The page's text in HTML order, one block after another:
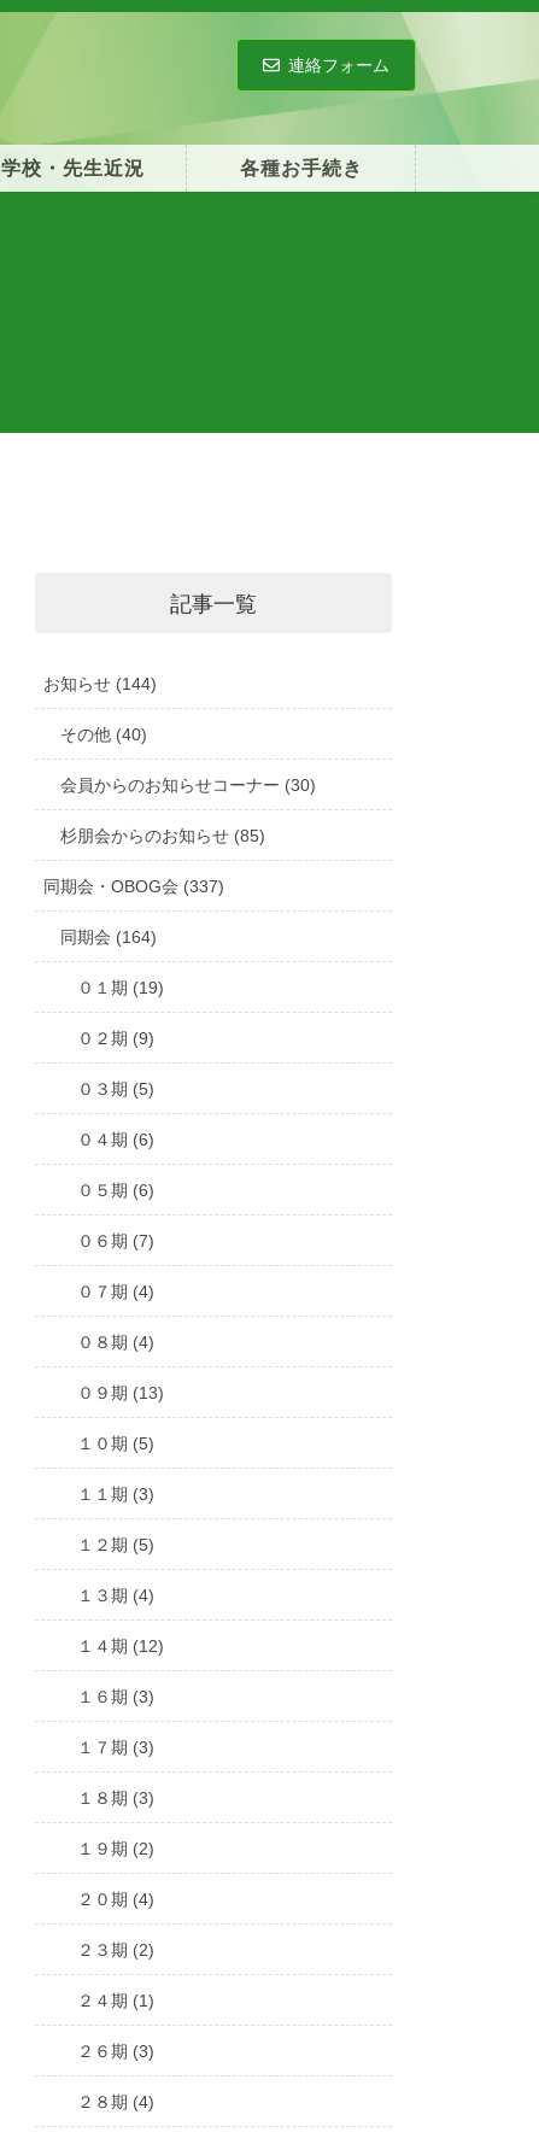
連絡フォーム
学校・先生近況 各種お手続き
記事一覧
お知らせ (144)
その他 (40)
会員からのお知らせコーナー (30)
杉朋会からのお知らせ (85)
同期会・OBOG会 (337)
同期会 (164)
０１期 (19)
０２期 (9)
０３期 (5)
０４期 (6)
０５期 (6)
０６期 (7)
０７期 (4)
０８期 (4)
０９期 (13)
１０期 (5)
１１期 (3)
１２期 (5)
１３期 (4)
１４期 (12)
１６期 (3)
１７期 (3)
１８期 (3)
１９期 (2)
２０期 (4)
２３期 (2)
２４期 (1)
２６期 (3)
２８期 (4)